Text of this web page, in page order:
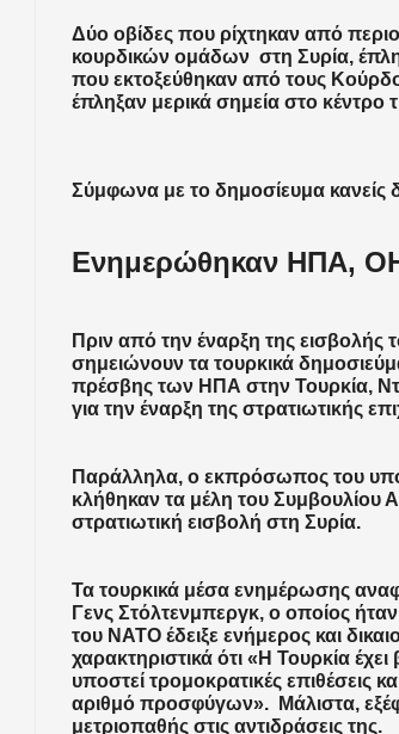
Δύο οβίδες που ρίχτηκαν από
κουρδικών ομάδων στη Συρία,
που εκτοξεύθηκαν από τους
έπληξαν μερικά σημεία στο κέντρο
Σύμφωνα με το δημοσίευμα κανείς
Ενημερώθηκαν ΗΠΑ,
Πριν από την έναρξη της εισβολής
σημειώνουν τα τουρκικά
πρέσβης των ΗΠΑ στην Τουρκία,
για την έναρξη της στρατιωτικής
Παράλληλα, ο εκπρόσωπος του
κλήθηκαν τα μέλη του Συμβουλίου
στρατιωτική εισβολή στη Συρία.
Τα τουρκικά μέσα ενημέρωσης
Γενς Στόλτενμπεργκ, ο οποίος
του ΝΑΤΟ έδειξε ενήμερος και
χαρακτηριστικά ότι «Η Τουρκία
υποστεί τρομοκρατικές επιθέσεις
αριθμό προσφύγων».
Μάλιστα,
μετριοπαθής στις αντιδράσεις της.